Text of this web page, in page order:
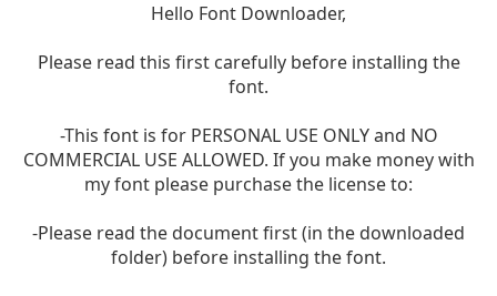
Hello Font Downloader,
Please read this first carefully before installing the
font.
-This font is for PERSONAL USE ONLY and NO
COMMERCIAL USE ALLOWED. If you make money with
my font please purchase the license to:
-Please read the document first (in the downloaded
folder) before installing the font.